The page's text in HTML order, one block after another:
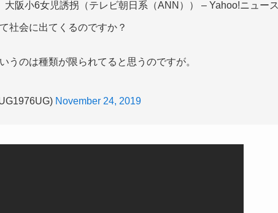
阪小6女児誘拐（テレビ朝日系（ANN）） – Yahoo!ニュース
社会に出てくるのですか？
うのは種類が限られてると思うのですが。
November 24, 2019